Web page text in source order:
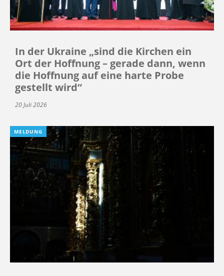
In der Ukraine „sind die Kirchen ein
Ort der Hoffnung – gerade dann, wenn
die Hoffnung auf eine harte Probe
gestellt wird“
20 Juli 2026
MELDUNG